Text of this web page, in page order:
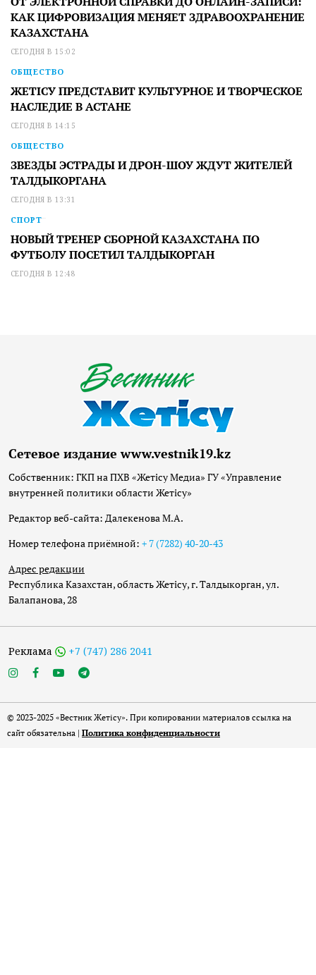
КАК ЦИФРОВИЗАЦИЯ МЕНЯЕТ ЗДРАВООХРАНЕНИЕ
КАЗАХСТАНА
СЕГОДНЯ В 15:02
ОБЩЕСТВО
ЖЕТІСУ ПРЕДСТАВИТ КУЛЬТУРНОЕ И ТВОРЧЕСКОЕ
НАСЛЕДИЕ В АСТАНЕ
СЕГОДНЯ В 14:15
ОБЩЕСТВО
ЗВЕЗДЫ ЭСТРАДЫ И ДРОН-ШОУ ЖДУТ ЖИТЕЛЕЙ
ТАЛДЫКОРГАНА
СЕГОДНЯ В 13:31
СПОРТ
НОВЫЙ ТРЕНЕР СБОРНОЙ КАЗАХСТАНА ПО
ФУТБОЛУ ПОСЕТИЛ ТАЛДЫКОРГАН
СЕГОДНЯ В 12:48
Сетевое издание www.vestnik19.kz
Собственник: ГКП на ПХВ «Жетісу Медиа» ГУ «Управление
внутренней политики области Жетісу»
Редактор веб-сайта: Далекенова М.А.
Номер телефона приёмной: + 7 (7282) 40-20-43
Адрес редакции
Республика Казахстан, область Жетісу, г. Талдыкорган, ул.
Балапанова, 28
Реклама +7 (747) 286 2041
© 2023-2025 «Вестник Жетісу». При копировании материалов ссылка на
сайт обязательна | Политика конфиденциальности